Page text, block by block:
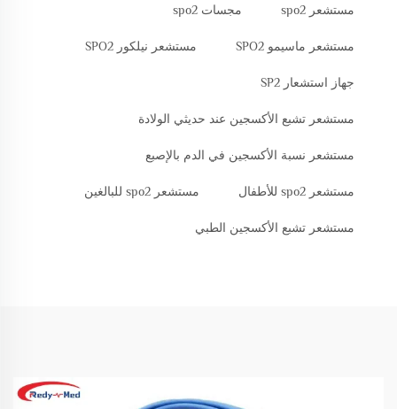
مستشعر spo2 مجسات spo2
مستشعر ماسيمو SPO2 مستشعر نيلكور SPO2
جهاز استشعار SP2
مستشعر تشبع الأكسجين عند حديثي الولادة
مستشعر نسبة الأكسجين في الدم بالإصبع
مستشعر spo2 للأطفال مستشعر spo2 للبالغين
مستشعر تشبع الأكسجين الطبي